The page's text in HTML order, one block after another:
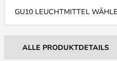
GU10 LEUCHTMITTEL
ALLE PRODUKTDETAILS